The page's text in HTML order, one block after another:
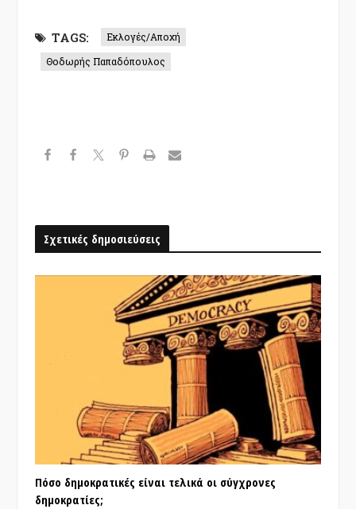
TAGS:
Εκλογές/Αποχή
Θοδωρής Παπαδόπουλος
Σχετικές δημοσιεύσεις
Πόσο δημοκρατικές είναι τελικά οι σύγχρονες
δημοκρατίες;